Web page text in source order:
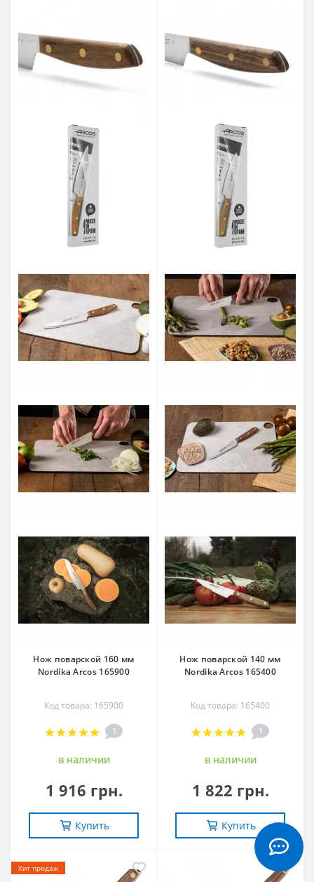
Нож поварской 160 мм
Nordika Arcos 165900
Код товара: 165900
1
в наличии
1 916 грн.
Купить
Нож поварской 140 мм
Nordika Arcos 165400
Код товара: 165400
1
в наличии
1 822 грн.
Купить
Хит продаж